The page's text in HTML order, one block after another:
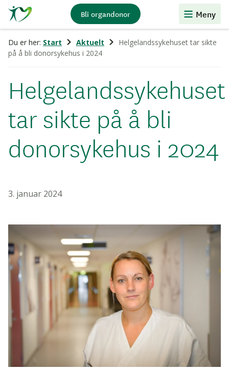
Stiftelsen
Organdonasjon
Bli organdonor Meny
Du er her: Start Aktuelt
Helgelandssykehuset tar sikte
på å bli donorsykehus i 2024
Helgelandssykehuset
tar sikte på å bli
donorsykehus i 2024
3. januar 2024